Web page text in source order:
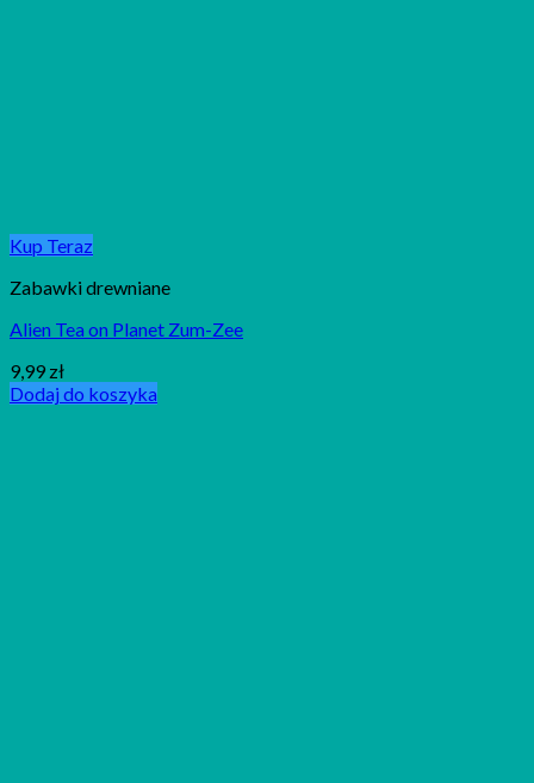
Kup Teraz
Zabawki drewniane
Alien Tea on Planet Zum-Zee
9,99 zł
Dodaj do koszyka